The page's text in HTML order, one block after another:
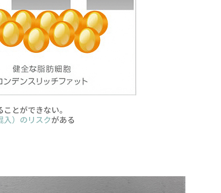
ことができない。
入）のリスクがある